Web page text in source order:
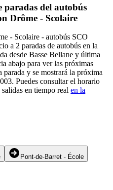
paradas del autobús
Drôme - Scolaire
- Scolaire - autobús SCO
a 2 paradas de autobús en la
desde Basse Bellane y última
abajo para ver las próximas
parada y se mostrará la próxima
Puedes consultar el horario
en tiempo real en la
Pont-de-Barret - École